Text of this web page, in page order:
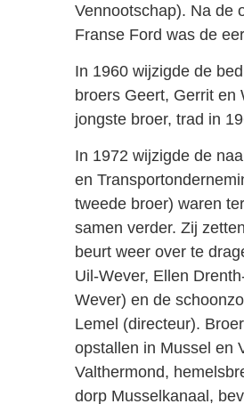
Vennootschap). Na de
Franse Ford was de
In 1960 wijzigde de
broers Geert, Gerrit en
jongste broer, trad in
In 1972 wijzigde de
en
tweede broer) waren
samen verder. Zij
beurt weer over te
Uil-Wever, Ellen
Wever) en de
Lemel (directeur).
opstallen in Mussel en
Valthermond,
dorp Musselkanaal,